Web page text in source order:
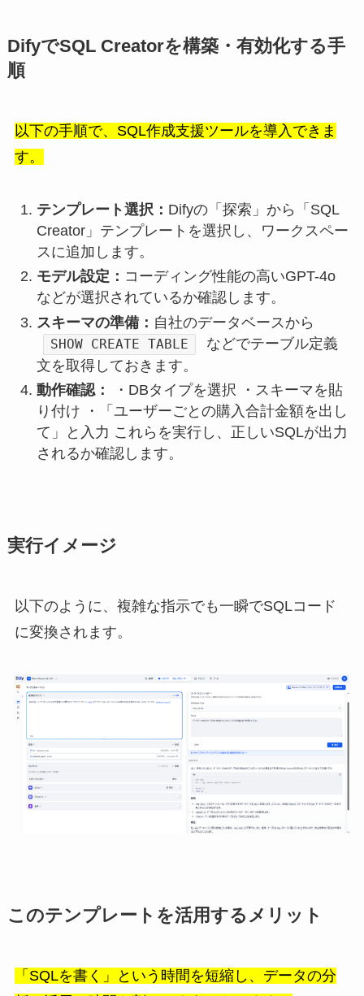
DifyでSQL Creatorを構築・有効化する手
順
以下の手順で、SQL作成支援ツールを導入できま
す。
テンプレート選択： Difyの「探索」から「SQL
Creator」テンプレートを選択し、ワークスペー
スに追加します。
モデル設定： コーディング性能の高いGPT-4o
などが選択されているか確認します。
スキーマの準備： 自社のデータベースから
SHOW CREATE TABLE
などでテーブル定義
文を取得しておきます。
動作確認：
・DBタイプを選択 ・スキーマを貼
り付け ・「ユーザーごとの購入合計金額を出し
て」と入力 これらを実行し、正しいSQLが出力
されるか確認します。
実行イメージ
以下のように、複雑な指示でも一瞬でSQLコード
に変換されます。
このテンプレートを活用するメリット
「SQLを書く」という時間を短縮し、データの分